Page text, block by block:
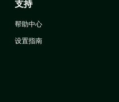
支持
帮助中心
设置指南